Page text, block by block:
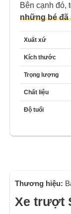
Bên cạnh đó,
những bé
Xuất xứ
Kích thước
Trọng lượng
Chất liệu
Độ tuổi
Thương hiệu:
Xe trượt